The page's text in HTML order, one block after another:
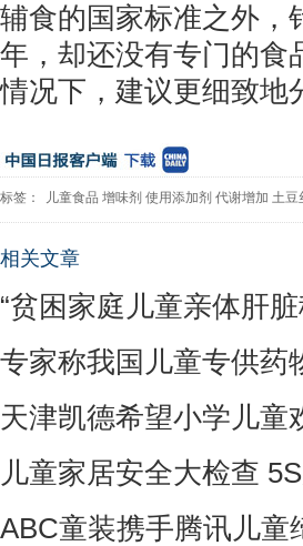
辅食的国家标准之外，
年，却还没有专门的食
情况下，建议更细致地
标签： 儿童食品 增味剂 使用添加剂 代谢增加 土豆
相关文章
“贫困家庭儿童亲体肝
专家称我国儿童专供药
天津凯德希望小学儿童
儿童家居安全大检查
ABC童装携手腾讯儿童